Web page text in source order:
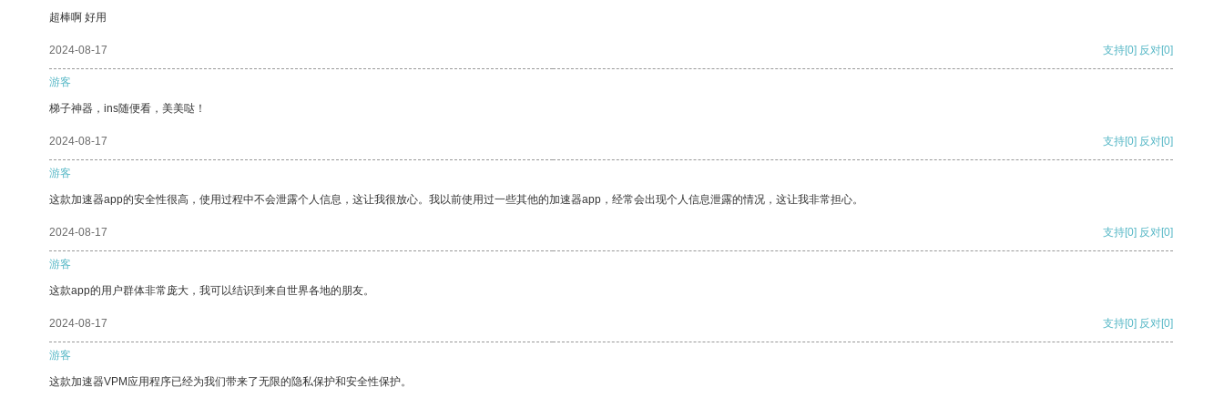
超棒啊 好用
2024-08-17 支持[0] 反对[0]
游客
梯子神器，ins随便看，美美哒！
2024-08-17 支持[0] 反对[0]
游客
这款加速器app的安全性很高，使用过程中不会泄露个人信息，这让我很放心。我以前使用过一些其他的加速器app，经常会出现个人信息泄露的情况，这让我非常担心。
2024-08-17 支持[0] 反对[0]
游客
这款app的用户群体非常庞大，我可以结识到来自世界各地的朋友。
2024-08-17 支持[0] 反对[0]
游客
这款加速器VPM应用程序已经为我们带来了无限的隐私保护和安全性保护。